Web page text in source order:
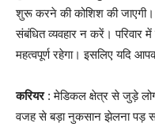
शुरू करने की कोशिश की जाएगी।
संबंधित व्यवहार न करें। परिवार
महत्वपूर्ण रहेगा। इसलिए यदि
करियर : मेडिकल क्षेत्र से जुड़े
वजह से बड़ा नुकसान झेलना पड़